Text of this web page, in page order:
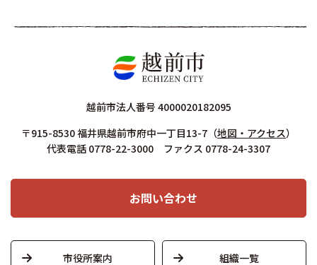
越前市法人番号 4000020182095
〒915-8530 福井県越前市府中一丁目13-7 （地図・アクセス）
代表電話 0778-22-3000 ファクス 0778-24-3307
お問い合わせ
市役所案内 組織一覧